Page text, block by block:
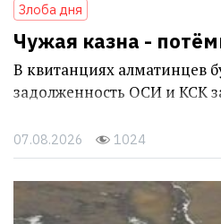
Злоба дня
Чужая казна -
В квитанциях алматинцев
задолженность ОСИ и КСК
07.08.2026 1024